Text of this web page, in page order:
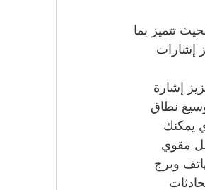
تتميز بما
إشارات
إشارة
شبكة اتصال3 - ومن أجل توسيع نطاق
يمكنك
بحيث يقلل مقوي
وبرج